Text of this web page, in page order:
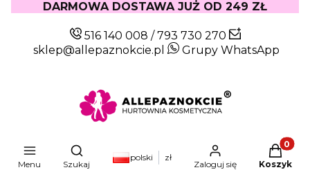
DARMOWA DOSTAWA JUŻ OD 249 ZŁ
516 140 008 /793 730 270
sklep@allepaznokcie.pl
Grupy WhatsApp
Menu
Otwórz wyszukiwarkę
Szukaj
polski zł
Zaloguj się Koszyk